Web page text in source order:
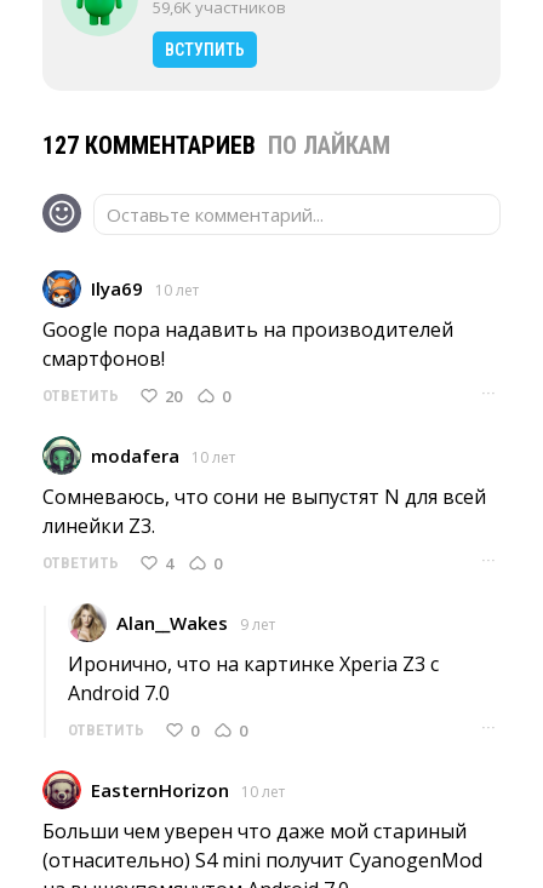
59,6K участников
ВСТУПИТЬ
127 КОММЕНТАРИЕВ ПО ЛАЙКАМ
Оставьте комментарий...
Ilya69 10 лет
Google пора надавить на производителей
смартфонов!
ОТВЕТИТЬ 20 0 ···
modafera 10 лет
Сомневаюсь, что сони не выпустят N для всей
линейки Z3.
ОТВЕТИТЬ 4 0 ···
Alan__Wakes 9 лет
Иронично, что на картинке Xperia Z3 с
Android 7.0
ОТВЕТИТЬ 0 0 ···
EasternHorizon 10 лет
Больши чем уверен что даже мой стариный
(отнасительно) S4 mini получит CyanogenMod